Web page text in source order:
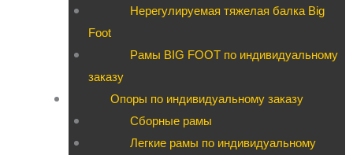
Нерегулируемая тяжелая балка Big
Foot
Рамы BIG FOOT по индивидуальному
заказу
Опоры по индивидуальному заказу
Сборные рамы
Легкие рамы по индивидуальному